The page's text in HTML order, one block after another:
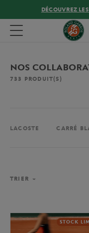
DÉCOUVREZ
Toggle navigation
NOS
733 PRODUIT(S)
LACOSTE CARRÉ
TRIER
STOCK